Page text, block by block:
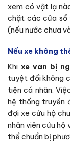
xem có vật lạ
chặt các cửa sổ
(nếu nước chưa
Nếu xe không
Khixe van bị
tuyệt đối không
tiện cá nhân.
hệ thống truyền
đợi xe cứu hộ
nhân viên cứu hộ
thể chuẩn bị